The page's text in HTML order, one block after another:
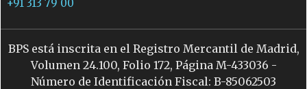
+91 313 79 00
BPS está inscrita en el Registro Mercantil de Madrid,
Volumen 24.100, Folio 172, Página M-433036 -
Número de Identificación Fiscal: B-85062503